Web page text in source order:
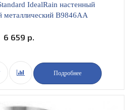
IdealRain настенный
металлический B9846AA
6 659 р.
Подробнее